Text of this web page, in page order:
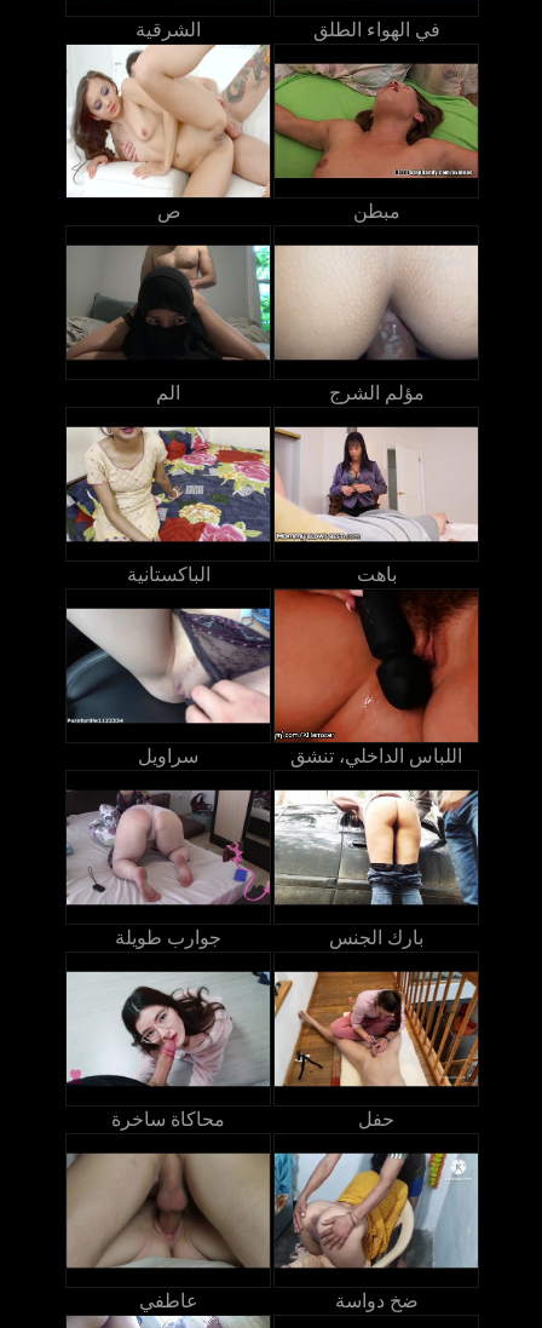
الشرقية في الهواء الطلق
ص مبطن
الم مؤلم الشرج
الباكستانية باهت
سراويل اللباس الداخلي، تنشق
جوارب طويلة بارك الجنس
محاكاة ساخرة حفل
عاطفي ضخ دواسة